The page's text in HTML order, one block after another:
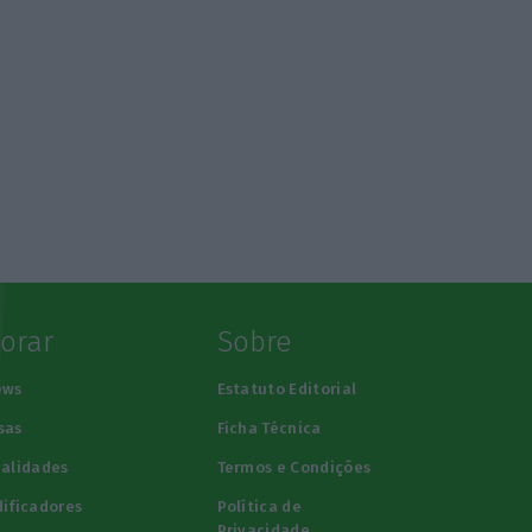
Sobre
Estatuto Editorial
Ficha Técnica
Termos e Condições
Política de